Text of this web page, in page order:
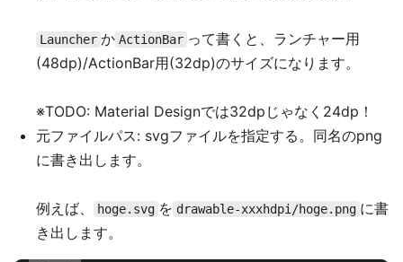
Launcher か ActionBar って書くと、ランチャー用
(48dp)/ActionBar用(32dp)のサイズになります。
※TODO: Material Designでは32dpじゃなく24dp！
元ファイルパス: svgファイルを指定する。同名のpng
に書き出します。
例えば、 hoge.svg を drawable-xxxhdpi/hoge.png に書
き出します。